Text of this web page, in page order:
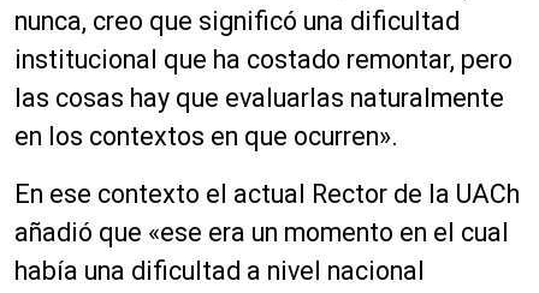
nunca, creo que significó una dificultad
institucional que ha costado remontar, pero
las cosas hay que evaluarlas naturalmente
en los contextos en que ocurren».
En ese contexto el actual Rector de la UACh
añadió que «ese era un momento en el cual
había una dificultad a nivel nacional